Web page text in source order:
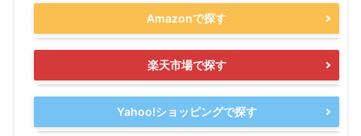
Amazonで探す
楽天市場で探す
Yahoo!ショッピングで探す